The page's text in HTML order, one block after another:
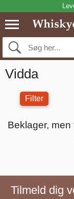
Vidda
Filter
Beklager,
Tilmeld dig